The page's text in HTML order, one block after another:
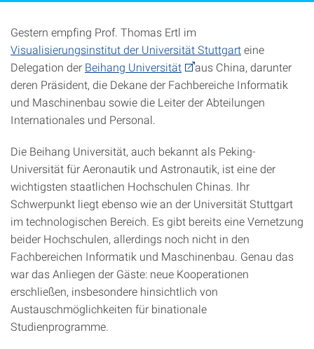
Gestern empfing Prof. Thomas Ertl im
Visualisierungsinstitut der Universität Stuttgarteine
Delegation der Beihang Universität
aus China, darunter
deren Präsident, die Dekane der Fachbereiche Informatik
und Maschinenbau sowie die Leiter der Abteilungen
Internationales und Personal.
Die Beihang Universität, auch bekannt als Peking-
Universität für Aeronautik und Astronautik, ist eine der
wichtigsten staatlichen Hochschulen Chinas. Ihr
Schwerpunkt liegt ebenso wie an der Universität Stuttgart
im technologischen Bereich. Es gibt bereits eine Vernetzung
beider Hochschulen, allerdings noch nicht in den
Fachbereichen Informatik und Maschinenbau. Genau das
war das Anliegen der Gäste: neue Kooperationen
erschließen, insbesondere hinsichtlich von
Austauschmöglichkeiten für binationale
Studienprogramme.